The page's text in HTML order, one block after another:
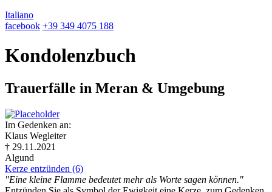
Italiano
facebook +39 349 4075 188
Kondolenzbuch
Trauerfälle in Meran & Umgebung
Im Gedenken an:
Klaus Wegleiter
† 29.11.2021
Algund
Kerze entzünden (6)
"Eine kleine Flamme bedeutet mehr als Worte sagen können."